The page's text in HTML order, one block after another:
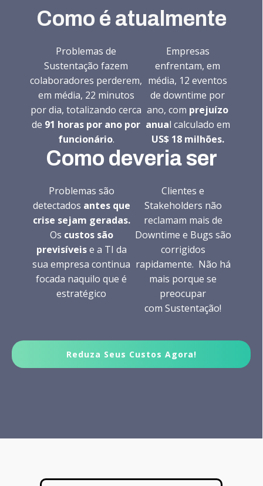
Como é atualmente
Problemas de
Sustentação fazem
colaboradores perderem,
em média, 22 minutos
por dia, totalizando cerca
de 91 horas por ano por
funcionário.
Empresas
enfrentam, em
média, 12 eventos
de downtime por
ano, com prejuízo
anual calculado em
US$ 18 milhões.
Como deveria ser
Problemas são
detectados antes que
crise sejam geradas.
Os custos são
previsíveise a TI da
sua empresa continua
focada naquilo que é
estratégico
Clientes e
Stakeholders não
reclamam mais de
Downtime e Bugs são
corrigidos
rapidamente. Não há
mais porque se
preocupar
com Sustentação!
Reduza Seus Custos Agora!